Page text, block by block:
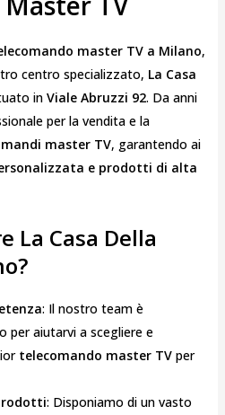
master TV a Milano,
centro specializzato, La Casa
in Viale Abruzzi 92. Da anni
per la vendita e la
master TV, garantendo ai
e prodotti di alta
La Casa Della
: Il nostro team è
per aiutarvi a scegliere e
telecomando master TVper
: Disponiamo di un vasto